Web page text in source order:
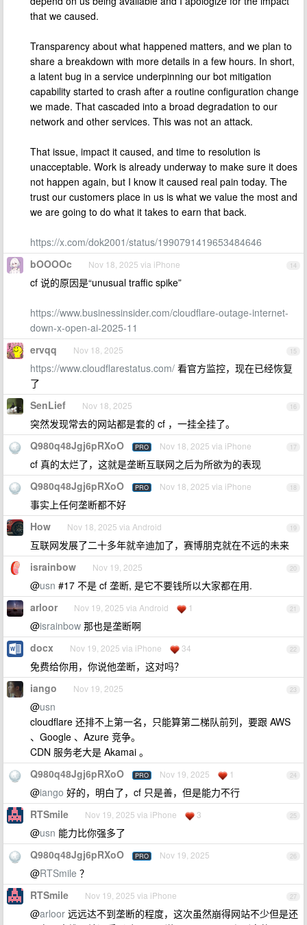
that we caused.
Transparency about what happened matters, and we plan to
share a breakdown with more details in a few hours. In short,
a latent bug in a service underpinning our bot mitigation
capability started to crash after a routine configuration change
we made. That cascaded into a broad degradation to our
network and other services. This was not an attack.
That issue, impact it caused, and time to resolution is
unacceptable. Work is already underway to make sure it does
not happen again, but I know it caused real pain today. The
trust our customers place in us is what we value the most and
we are going to do what it takes to earn that back.
https://x.com/dok2001/status/1990791419653484646
14
bOOOOc Nov 18, 2025 via iPhone
cf 说的原因是“unusual traffic spike”
https://www.businessinsider.com/cloudflare-outage-internet-
down-x-open-ai-2025-11
15
ervqq Nov 18, 2025
https://www.cloudflarestatus.com/ 看官方监控，现在已经恢复
了
16
SenLief Nov 18, 2025
突然发现常去的网站都是套的 cf ，一挂全挂了。
17
Q980q48Jgj6pRXoO PRO Nov 18, 2025 via iPhone
cf 真的太烂了，这就是垄断互联网之后为所欲为的表现
18
Q980q48Jgj6pRXoO PRO Nov 18, 2025 via iPhone
事实上任何垄断都不好
19
How Nov 18, 2025 via Android
互联网发展了二十多年就辛迪加了，赛博朋克就在不远的未来
20
israinbow Nov 19, 2025
@usn #17 不是 cf 垄断, 是它不要钱所以大家都在用.
21
arloor Nov 19, 2025 via Android 1
@israinbow 那也是垄断啊
22
docx Nov 19, 2025 via iPhone 34
免费给你用，你说他垄断，这对吗？
23
iango Nov 19, 2025
@usn
cloudflare 还排不上第一名，只能算第二梯队前列，要跟 AWS
、Google 、Azure 竞争。
CDN 服务老大是 Akamai 。
24
Q980q48Jgj6pRXoO PRO Nov 19, 2025 1
@iango 好的，明白了，cf 只是善，但是能力不行
25
RTSmile Nov 19, 2025 via iPhone 3
@usn 能力比你强多了
26
Q980q48Jgj6pRXoO PRO Nov 19, 2025
@RTSmile ？
27
RTSmile Nov 19, 2025 via iPhone
@arloor 远远达不到垄断的程度，这次虽然崩得网站不少但是还